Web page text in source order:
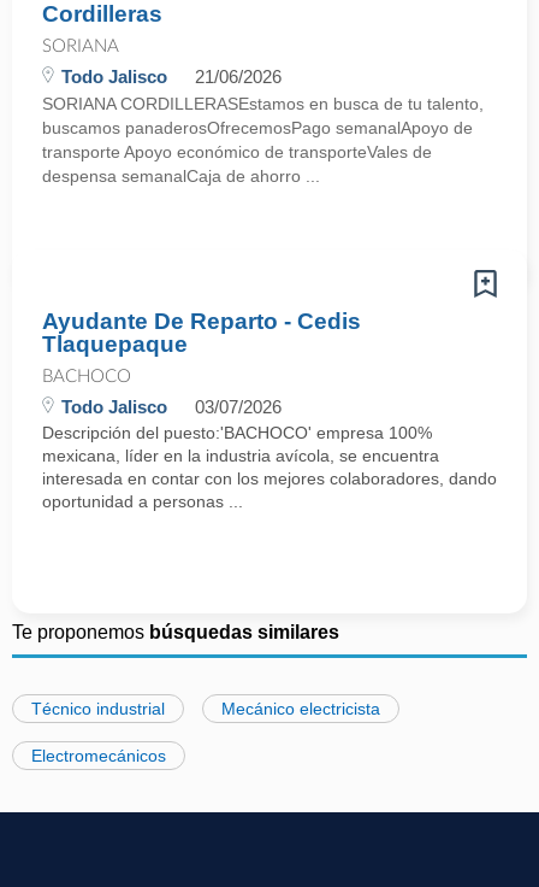
Cordilleras
SORIANA
Todo Jalisco 21/06/2026
SORIANA CORDILLERASEstamos en busca de tu talento,
buscamos panaderosOfrecemosPago semanalApoyo de
transporte Apoyo económico de transporteVales de
despensa semanalCaja de ahorro ...
Ayudante De Reparto - Cedis
Tlaquepaque
BACHOCO
Todo Jalisco 03/07/2026
Descripción del puesto:'BACHOCO' empresa 100%
mexicana, líder en la industria avícola, se encuentra
interesada en contar con los mejores colaboradores, dando
oportunidad a personas ...
Te proponemos búsquedas similares
Técnico industrial Mecánico electricista
Electromecánicos